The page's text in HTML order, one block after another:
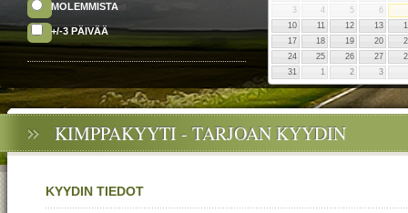
MOLEMMISTA
+/-3 PÄIVÄÄ
3
4 5
6
10
11 12 13
17
18 19 20
24
25 26 27
31
1 2 3
KIMPPAKYYTI - TARJOAN KYYDIN
KYYDIN TIEDOT